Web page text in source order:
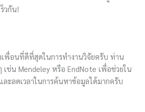
วกัน!
พื่อนที่ดีที่สุดในการทำงานวิจัยครับ ท่าน
เช่น Mendeley หรือ EndNote เพื่อช่วยใน
ะลดเวลาในการค้นหาข้อมูลได้มากครับ